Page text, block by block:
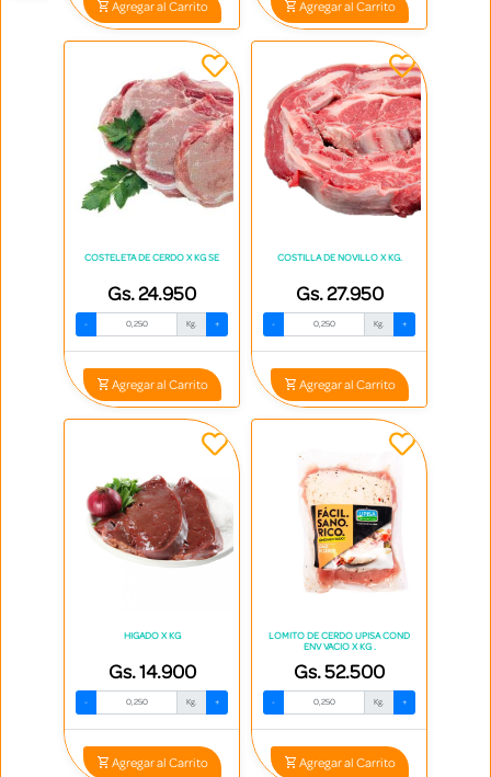
Agregar al Carrito Agregar al Carrito
COSTELETA DE CERDO X KG SE
Gs. 24.950
- Kg. +
Agregar al Carrito
COSTILLA DE NOVILLO X KG.
Gs. 27.950
- Kg. +
Agregar al Carrito
HIGADO X KG
Gs. 14.900
- Kg. +
Agregar al Carrito
LOMITO DE CERDO UPISA COND
ENV VACIO X KG .
Gs. 52.500
- Kg. +
Agregar al Carrito